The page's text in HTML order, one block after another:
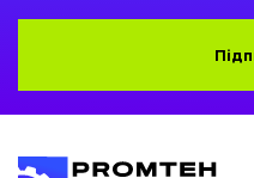
Гідравліка